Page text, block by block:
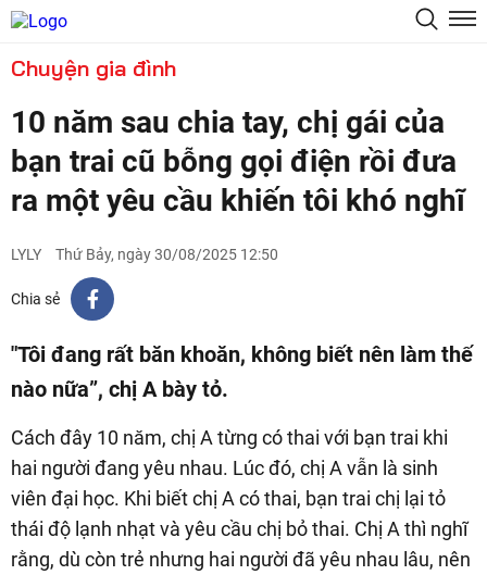
Chuyện gia đình
10 năm sau chia tay, chị gái của
bạn trai cũ bỗng gọi điện rồi đưa
ra một yêu cầu khiến tôi khó nghĩ
LYLY Thứ Bảy, ngày 30/08/2025 12:50
Chia sẻ
"Tôi đang rất băn khoăn, không biết nên làm thế
nào nữa”, chị A bày tỏ.
Cách đây 10 năm, chị A từng có thai với bạn trai khi
hai người đang yêu nhau. Lúc đó, chị A vẫn là sinh
viên đại học. Khi biết chị A có thai, bạn trai chị lại tỏ
thái độ lạnh nhạt và yêu cầu chị bỏ thai. Chị A thì nghĩ
rằng, dù còn trẻ nhưng hai người đã yêu nhau lâu, nên